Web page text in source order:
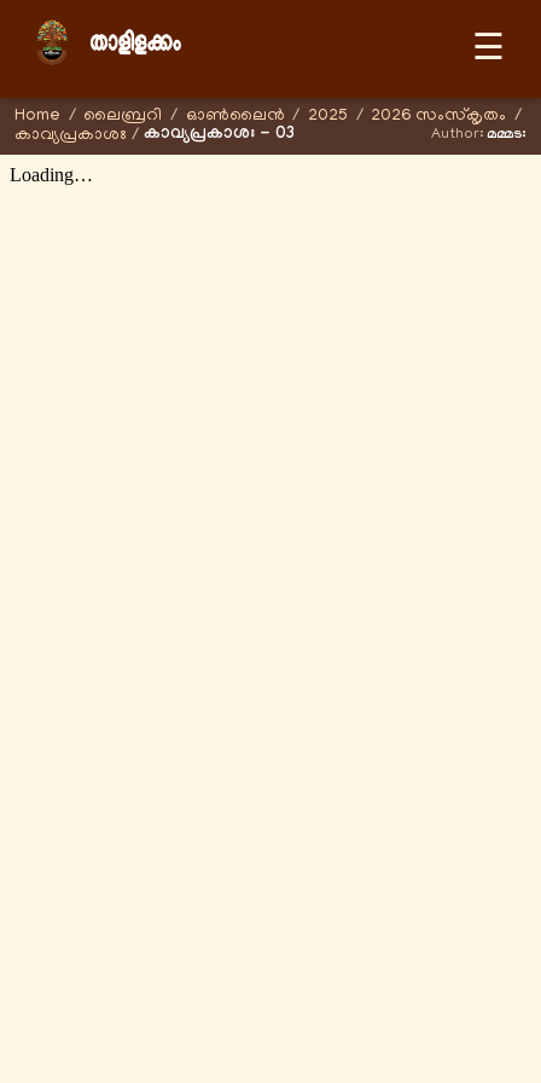
☰
Home / ലൈബ്രറി / ഓണ്‍ലൈന്‍ / 2025 / 2026 സംസ്കൃതം /
കാവ്യപ്രകാശഃ / കാവ്യപ്രകാശഃ - 03 Author: മമ്മടഃ